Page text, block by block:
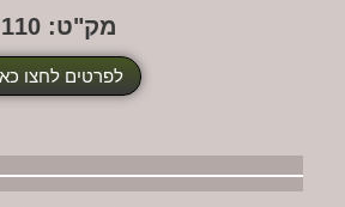
מק"ט: 110
לפרטים לחצו כאן